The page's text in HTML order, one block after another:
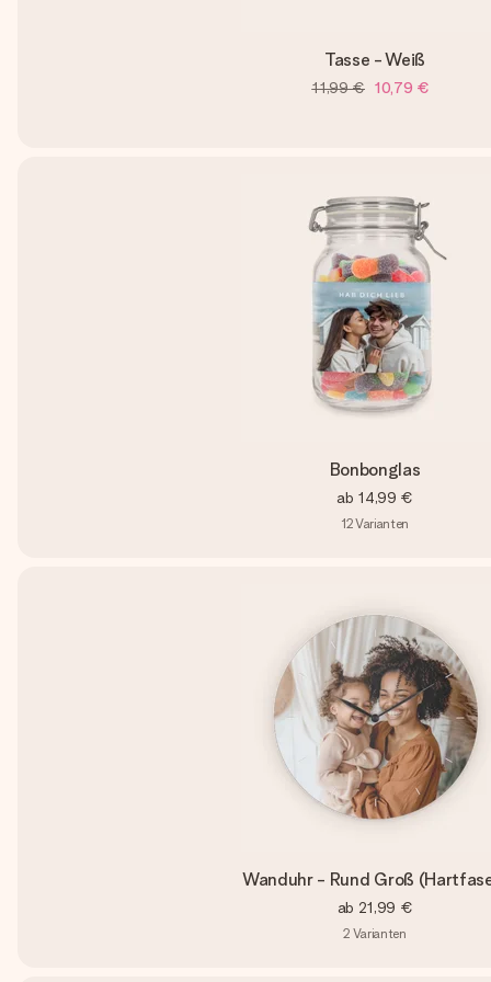
Tasse - Weiß
11,99 € 10,79 €
Bonbonglas
ab 14,99 €
12Varianten
Wanduhr - Rund Groß
ab 21,99 €
2 Varianten